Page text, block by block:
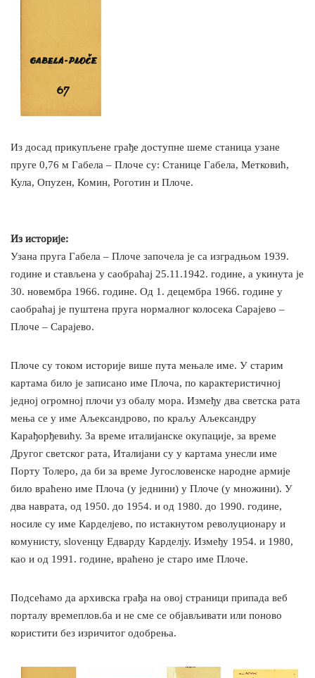
Из досад прикупљене грађе доступне шеме станица узане
пруге 0,76 м Габела – Плоче су: Станице Габела, Метковић,
Кула, Опуzен, Комин, Роготин и Плоче.
Из историје:
Узана пруга Габела – Плоче започела је са изградњом 1939.
године и стављена у саобраћај 25.11.1942. године, а укинута је
30. новембра 1966. године. Од 1. децембра 1966. године у
саобраћај је пуштена пруга нормалног колосека Сарајево –
Плоче – Сарајево.
Плоче су током историје више пута мењале име. У старим
картама било је записано име Плоча, по карактеристичној
једној огромној плочи уз обалу мора. Између два светска рата
мења се у име Аљександрово, по краљу Аљександру
Карађорђевићу. За време италијанске окупације, за време
Другог светског рата, Италијани су у картама унесли име
Порту Толеро, да би за време Југословенске народне армије
било враћено име Плоча (у једнини) у Плоче (у множини). У
два наврата, од 1950. до 1954. и од 1980. до 1990. године,
носиле су име Карделјево, по истакнутом револуционару и
комунисту, slovенцу Едварду Карделју. Између 1954. и 1980,
као и од 1991. године, враћено је старо име Плоче.
Подсећамо да архивска грађа на овој страници припада веб
порталу времеплов.ба и не сме се објављивати или поново
користити без изричитог одобрења.